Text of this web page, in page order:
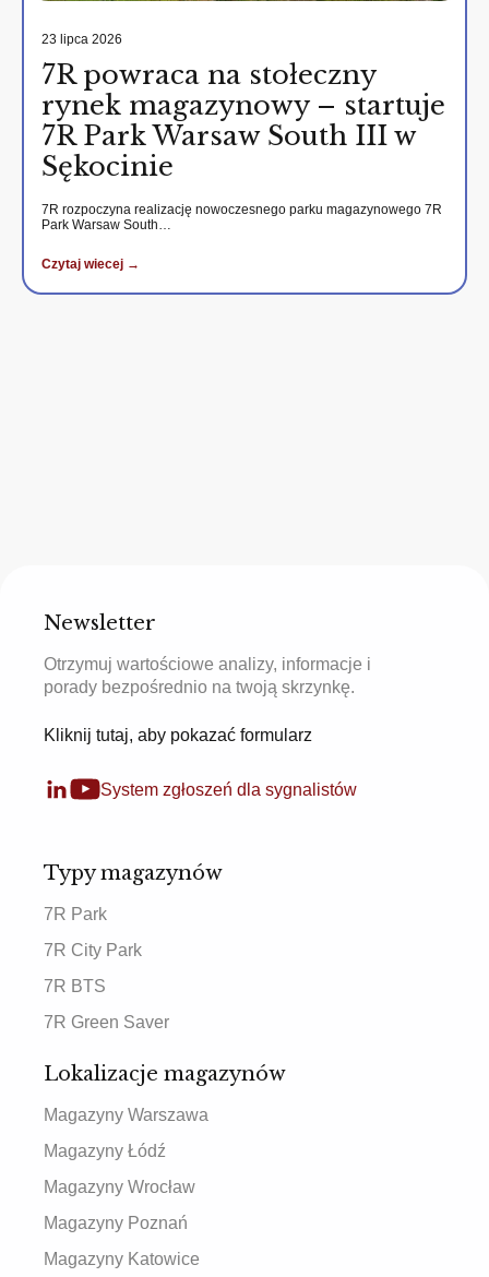
23 lipca 2026
7R powraca na stołeczny
rynek magazynowy – startuje
7R Park Warsaw South III w
Sękocinie
7R rozpoczyna realizację nowoczesnego parku magazynowego 7R
Park Warsaw South…
Czytaj wiecej →
Newsletter
Otrzymuj wartościowe analizy, informacje i
porady bezpośrednio na twoją skrzynkę.
Kliknij tutaj, aby pokazać formularz
System zgłoszeń dla sygnalistów
Typy magazynów
7R Park
7R City Park
7R BTS
7R Green Saver
Lokalizacje magazynów
Magazyny Warszawa
Magazyny Łódź
Magazyny Wrocław
Magazyny Poznań
Magazyny Katowice